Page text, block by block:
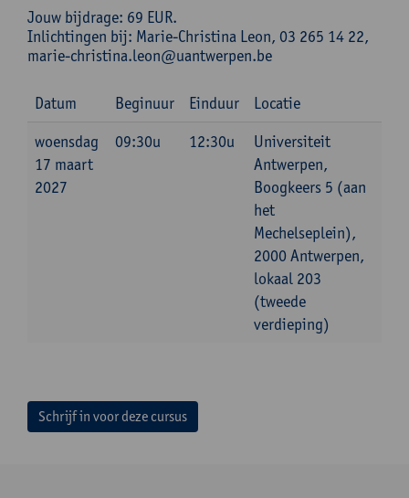
Jouw bijdrage: 69 EUR.
Inlichtingen bij: Marie-Christina Leon, 03 265 14 22,
marie-christina.leon@uantwerpen.be
Datum Beginuur Einduur
Locatie
woensdag
17 maart
2027
09:30u 12:30u
Universiteit
Antwerpen,
Boogkeers 5 (aan
het
Mechelseplein),
2000 Antwerpen,
lokaal 203
(tweede
verdieping)
Schrijf in voor deze cursus